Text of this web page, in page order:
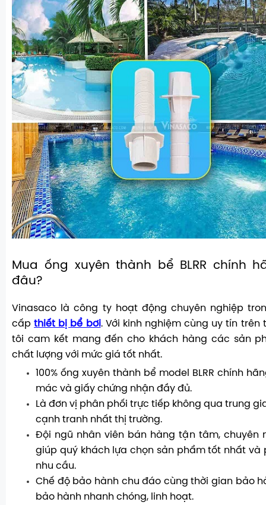
Mua ống xuyên thành bể BLRR chính
đâu?
Vinasaco là công ty hoạt động chuyên nghiệp
cấpthiết bị bể bơi. Với kinh nghiệm cùng uy tín trên
tôi cam kết mang đến cho khách hàng các sản
chất lượng với mức giá tốt nhất.
100% ống xuyên thành bể model BLRR chính
mác và giấy chứng nhận đầy đủ.
Là đơn vị phân phối trực tiếp không qua trung
cạnh tranh nhất thị trường.
Đội ngũ nhân viên bán hàng tận tâm, chuyên
giúp quý khách lựa chọn sản phẩm tốt nhất và
nhu cầu.
Chế độ bảo hành chu đáo cùng thời gian bảo
bảo hành nhanh chóng, linh hoạt.